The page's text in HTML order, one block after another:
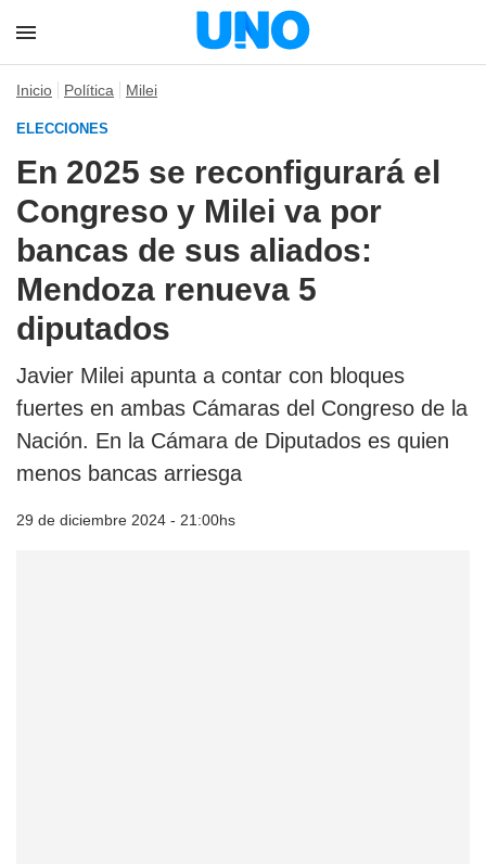
Inicio Política Milei
ELECCIONES
En 2025 se reconfigurará el
Congreso y Milei va por
bancas de sus aliados:
Mendoza renueva 5
diputados
Javier Milei apunta a contar con bloques
fuertes en ambas Cámaras del Congreso de la
Nación. En la Cámara de Diputados es quien
menos bancas arriesga
29 de diciembre 2024 - 21:00hs